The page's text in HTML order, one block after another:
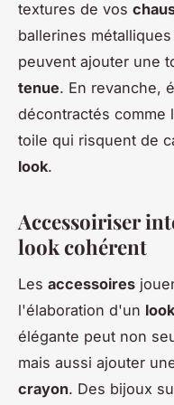
textures de vos
ballerines
peuvent ajouter une
tenue. En revanche,
décontractés comme
toile qui risquent de
look.
Accessoiriser
look cohérent
Les accessoires
l'élaboration d'un look
élégante peut non
mais aussi ajouter
crayon. Des bijoux